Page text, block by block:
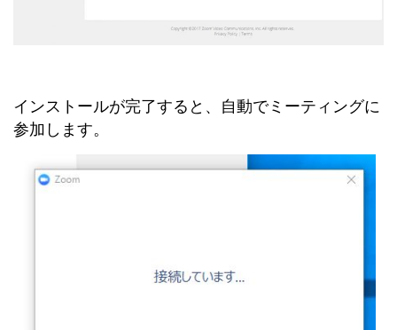
インストールが完了すると、自動でミーティングに
参加します。